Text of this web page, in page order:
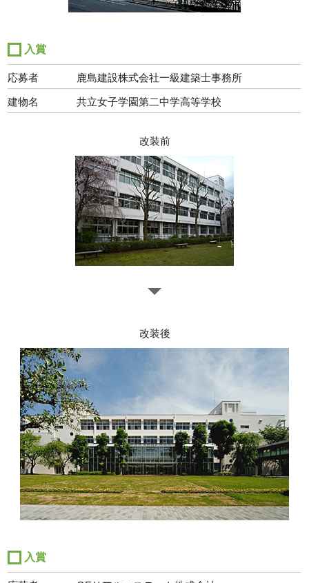
入賞
応募者 鹿島建設株式会社一級建築士事務所
建物名 共立女子学園第二中学高等学校
改装前
改装後
入賞